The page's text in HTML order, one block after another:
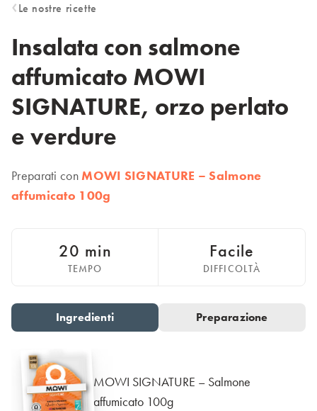
España
Español
France
Italia
Italiano
Polska
Sverige
Svenska
United Kingdom
North America
English
Global
MOWI Salmon Global
English
Le nostre ricette
Insalata con salmone
affumicato MOWI
SIGNATURE, orzo perlato
e verdure
Preparati conMOWI SIGNATURE – Salmone
affumicato 100g
20 min
TEMPO
Facile
DIFFICOLTÀ
Go to slide 1
Ingredienti Go to slide 2
Preparazione
MOWI SIGNATURE – Salmone
affumicato 100g